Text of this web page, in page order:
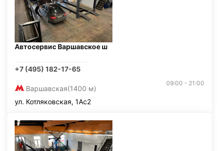
Автосервис Варшавское ш
+7 (495) 182-17-65
Варшавская(1400 м)
09:00 - 21:00
ул. Котляковская, 1Ас2